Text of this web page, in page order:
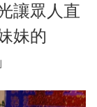
讓眾人直
妹的